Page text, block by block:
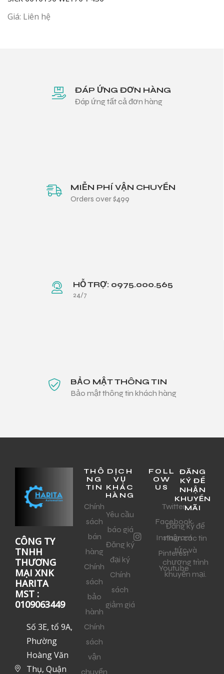
Giá: Liên hệ
ĐÁP ỨNG ĐƠN HÀNG
Đáp ứng tất cả đơn hàng
MIỄN PHÍ VẬN CHUYỂN
Orders over $499
HỖ TRỢ: 0975.000.565
24/7
BẢO MẬT THÔNG TIN
Bảo mật thông tin khách hàng
CÔNG TY
TNHH
THƯƠNG
MẠI XNK
HARITA
MST :
0109063449
Số 3E, tổ 9A,
Phường
Hoàng Văn
Thụ, Quận
THÔ
NG
TIN
Chính
sách
bán
hàng
Chính
sách
bảo
hành
Chính
sách
vận
chuyển
DỊCH
VỤ
KHÁC
HÀNG
Yêu cầu
báo giá
Đăng ký
đại ký
Chính
sách
giảm giá
FOLL
OW
US
Twitter
Facebook
Instagram
Pinterest
Youtube
ĐĂNG
KÝ ĐỂ
NHẬN
KHUYẾN
MÃI
Đăng ký để
nhận các tin
tức và
chương trình
khuyến mại.